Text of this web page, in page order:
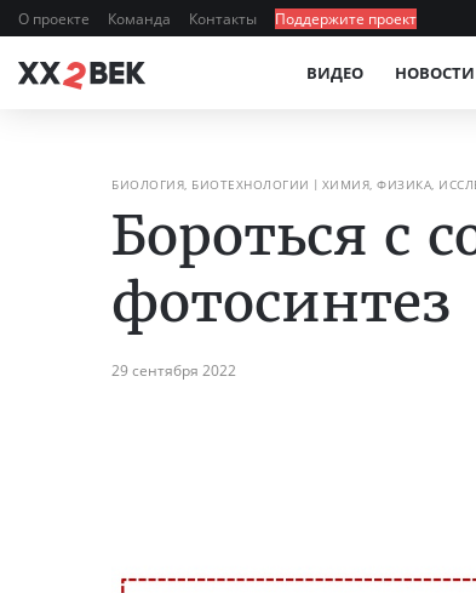
О проекте Команда Контакты Поддержите проект
ВИДЕО НОВОСТИ
БИОЛОГИЯ, БИОТЕХНОЛОГИИ ХИМИЯ, ФИЗИКА,
Бороться с
фотосинтез
29 сентября 2022